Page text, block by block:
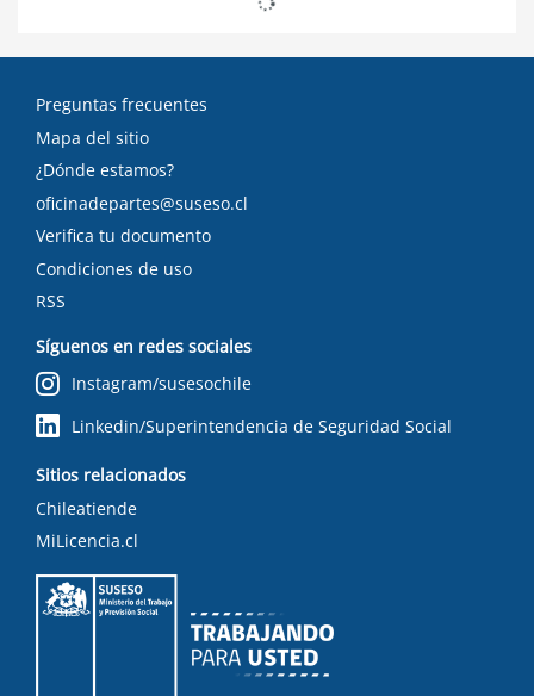
Preguntas frecuentes
Mapa del sitio
¿Dónde estamos?
oficinadepartes@suseso.cl
Verifica tu documento
Condiciones de uso
RSS
Síguenos en redes sociales
Instagram/susesochile
Linkedin/Superintendencia de Seguridad Social
Sitios relacionados
Chileatiende
MiLicencia.cl